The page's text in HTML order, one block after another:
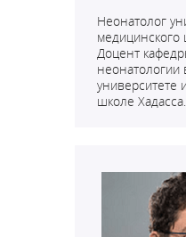
Неонатолог
медицинского
Доцент
неонатологии
университете
школе Хадасса.